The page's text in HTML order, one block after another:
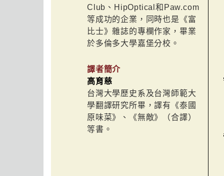
Club、HipOptical和Paw.com
等成功的企業，同時也是《富
比士》雜誌的專欄作家，畢業
於多倫多大學嘉堡分校。
譯者簡介
高育慈
台灣大學歷史系及台灣師範大
學翻譯研究所畢，譯有《泰國
原味菜》、《無敵》（合譯）
等書。